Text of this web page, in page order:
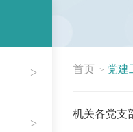
>
>
首页 > 党建
机关各党支